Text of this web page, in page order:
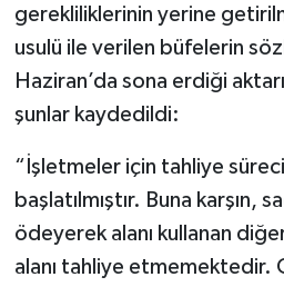
gerekliliklerinin yerine
usulü ile verilen büfelerin
Haziran’da sona erdiği
şunlar kaydedildi:
“İşletmeler için tahliye
başlatılmıştır. Buna karşın,
ödeyerek alanı kullanan
alanı tahliye etmemektedir.